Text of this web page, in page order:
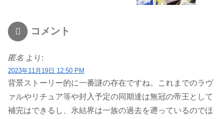
コメント
匿名 より:
2023年11月19日 12:50 PM
背景ストーリー的に一番謎の存在ですね。これまでのラヴ
ァルやリチュア等や封入予定の同期達は無冠の帝王として
補完はできるし、氷結界は一族の過去を遡っているのでほ